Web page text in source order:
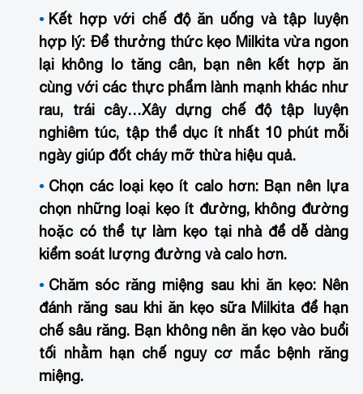
Kết hợp với chế độ ăn uống và tập luyện
hợp lý: Để thưởng thức kẹo Milkita vừa ngon
lại không lo tăng cân, bạn nên kết hợp ăn
cùng với các thực phẩm lành mạnh khác như
rau, trái cây…Xây dựng chế độ tập luyện
nghiêm túc, tập thể dục ít nhất 10 phút mỗi
ngày giúp đốt cháy mỡ thừa hiệu quả.
Chọn các loại kẹo ít calo hơn: Bạn nên lựa
chọn những loại kẹo ít đường, không đường
hoặc có thể tự làm kẹo tại nhà để dễ dàng
kiểm soát lượng đường và calo hơn.
Chăm sóc răng miệng sau khi ăn kẹo: Nên
đánh răng sau khi ăn kẹo sữa Milkita để hạn
chế sâu răng. Bạn không nên ăn kẹo vào buổi
tối nhằm hạn chế nguy cơ mắc bệnh răng
miệng.